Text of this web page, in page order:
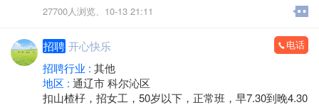
27700人浏览、 10-13 21:11
招聘 开心快乐 电话
招聘行业 : 其他
地区 : 通辽市 科尔沁区
扣山楂杍，招女工，50岁以下，正常班，早7.30到晚4.30